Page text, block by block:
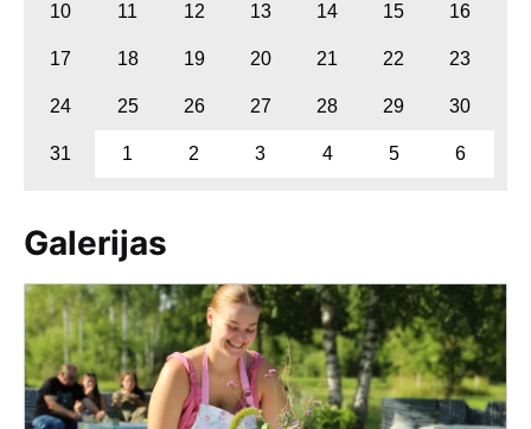
10 11 12 13 14 15 16
17 18 19 20 21 22 23
24 25 26 27 28 29 30
31 1 2 3 4 5 6
Galerijas